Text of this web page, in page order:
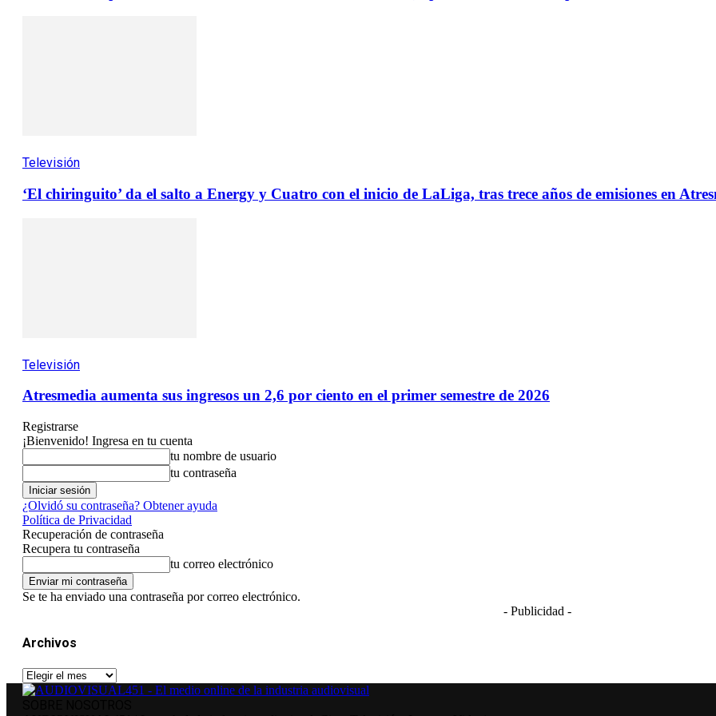
Televisión
‘El chiringuito’ da el salto a Energy y Cuatro con el inicio de LaLiga, tras trece años de emisiones en
Televisión
Atresmedia aumenta sus ingresos un 2,6 por ciento en el primer semestre de 2026
Registrarse
¡Bienvenido! Ingresa en tu cuenta
tu nombre de usuario
tu contraseña
¿Olvidó su contraseña? Obtener ayuda
Política de Privacidad
Recuperación de contraseña
Recupera tu contraseña
tu correo electrónico
Se te ha enviado una contraseña por correo electrónico.
- Publicidad -
Archivos
Archivos